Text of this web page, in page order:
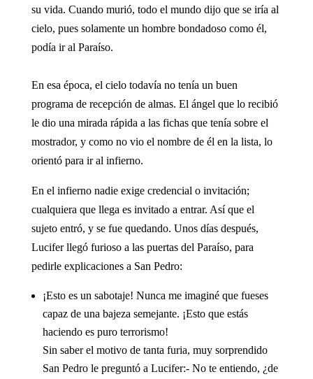
su vida. Cuando murió, todo el mundo dijo que se iría al
cielo, pues solamente un hombre bondadoso como él,
podía ir al Paraíso.
En esa época, el cielo todavía no tenía un buen
programa de recepción de almas. El ángel que lo recibió
le dio una mirada rápida a las fichas que tenía sobre el
mostrador, y como no vio el nombre de él en la lista, lo
orientó para ir al infierno.
En el infierno nadie exige credencial o invitación;
cualquiera que llega es invitado a entrar. Así que el
sujeto entró, y se fue quedando. Unos días después,
Lucifer llegó furioso a las puertas del Paraíso, para
pedirle explicaciones a San Pedro:
¡Esto es un sabotaje! Nunca me imaginé que fueses
capaz de una bajeza semejante. ¡Esto que estás
haciendo es puro terrorismo!
Sin saber el motivo de tanta furia, muy sorprendido
San Pedro le preguntó a Lucifer:- No te entiendo, ¿de